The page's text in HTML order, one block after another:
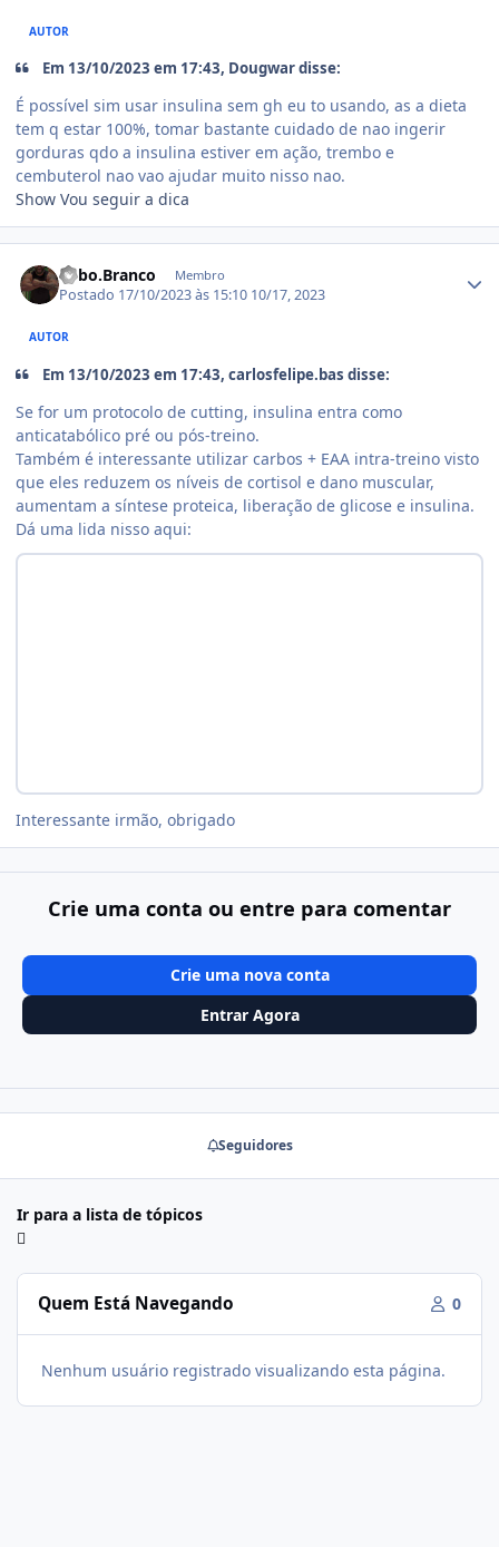
AUTOR
Em 13/10/2023 em 17:43, Dougwar disse:
É possível sim usar insulina sem gh eu to usando, as a dieta
tem q estar 100%, tomar bastante cuidado de nao ingerir
gorduras qdo a insulina estiver em ação, trembo e
cembuterol nao vao ajudar muito nisso nao.
Show Vou seguir a dica
Lobo.Branco Membro
Postado 17/10/2023 às 15:10 10/17, 2023
AUTOR
Em 13/10/2023 em 17:43, carlosfelipe.bas disse:
Se for um protocolo de cutting, insulina entra como
anticatabólico pré ou pós-treino.
Também é interessante utilizar carbos + EAA intra-treino visto
que eles reduzem os níveis de cortisol e dano muscular,
aumentam a síntese proteica, liberação de glicose e insulina.
Dá uma lida nisso aqui:
Interessante irmão, obrigado
Crie uma conta ou entre para comentar
Crie uma nova conta
Entrar Agora
Seguidores
Ir para a lista de tópicos
Quem Está Navegando 0
Nenhum usuário registrado visualizando esta página.